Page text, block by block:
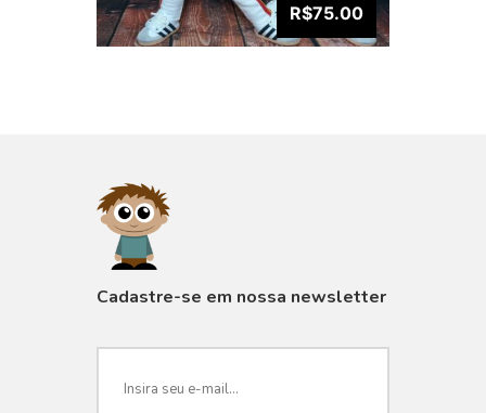
R$75.00
Cadastre-se em nossa newsletter